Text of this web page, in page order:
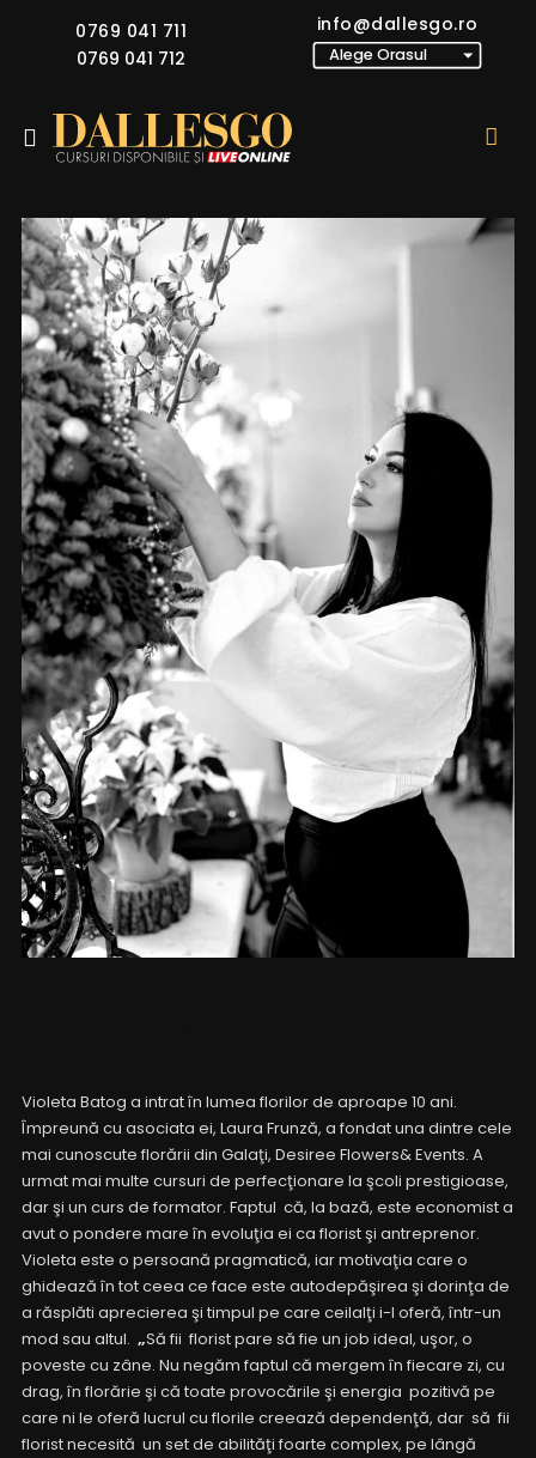
0769 041 711
0769 041 712
info@dallesgo.ro
Violeta Batog a intrat în lumea florilor de aproape 10 ani.
Împreună cu asociata ei, Laura Frunză, a fondat una dintre cele
mai cunoscute florării din Galaţi, Desiree Flowers& Events. A
urmat mai multe cursuri de perfecţionare la şcoli prestigioase,
dar şi un curs de formator. Faptul că, la bază, este economist a
avut o pondere mare în evoluţia ei ca florist şi antreprenor.
Violeta este o persoană pragmatică, iar motivaţia care o
ghidează în tot ceea ce face este autodepăşirea şi dorinţa de
a răsplăti aprecierea şi timpul pe care ceilalţi i-l oferă, într-un
mod sau altul. „Să fii florist pare să fie un job ideal, uşor, o
poveste cu zâne. Nu negăm faptul că mergem în fiecare zi, cu
drag, în florărie şi că toate provocările şi energia pozitivă pe
care ni le oferă lucrul cu florile creează dependenţă, dar să fii
florist necesită un set de abilităţi foarte complex, pe lângă